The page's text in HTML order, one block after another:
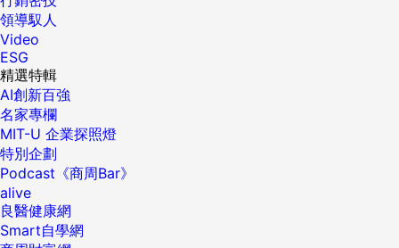
領導馭人
Video
ESG
精選特輯
AI創新百強
名家專欄
MIT-U 企業探照燈
特別企劃
Podcast《商周Bar》
alive
良醫健康網
Smart自學網